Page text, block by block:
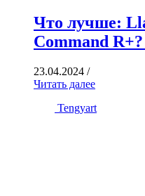
Что лучше:
Command
23.04.2024 /
Читать далее
Tengyart